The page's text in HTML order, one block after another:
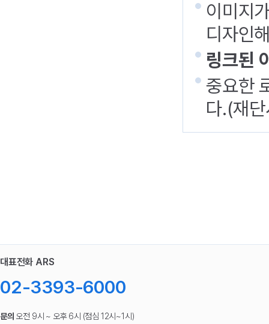
이미지
디자인
링크된
중요한
다.(재
대표전화 ARS
02-3393-6000
문의 오전 9시 ~ 오후 6시 (점심 12시~1시)